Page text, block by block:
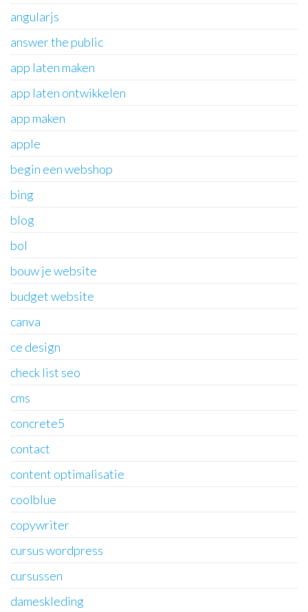
angularjs
answer the public
app laten maken
app laten ontwikkelen
app maken
apple
begin een webshop
bing
blog
bol
bouw je website
budget website
canva
ce design
check list seo
cms
concrete5
contact
content optimalisatie
coolblue
copywriter
cursus wordpress
cursussen
dameskleding